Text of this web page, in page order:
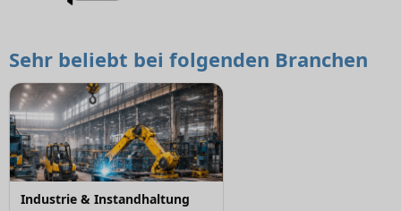
Sehr beliebt bei folgenden Branchen
Industrie & Instandhaltung